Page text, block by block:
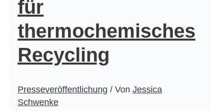
für
thermochemisches
Recycling
Presseveröffentlichung / Von Jessica
Schwenke